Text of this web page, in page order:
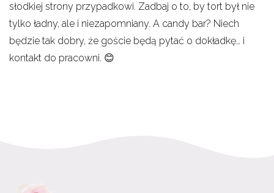
słodkiej strony przypadkowi. Zadbaj o to, by tort był nie
tylko ładny, ale i niezapomniany. A candy bar? Niech
będzie tak dobry, że goście będą pytać o dokładkę… i
kontakt do pracowni. 😊